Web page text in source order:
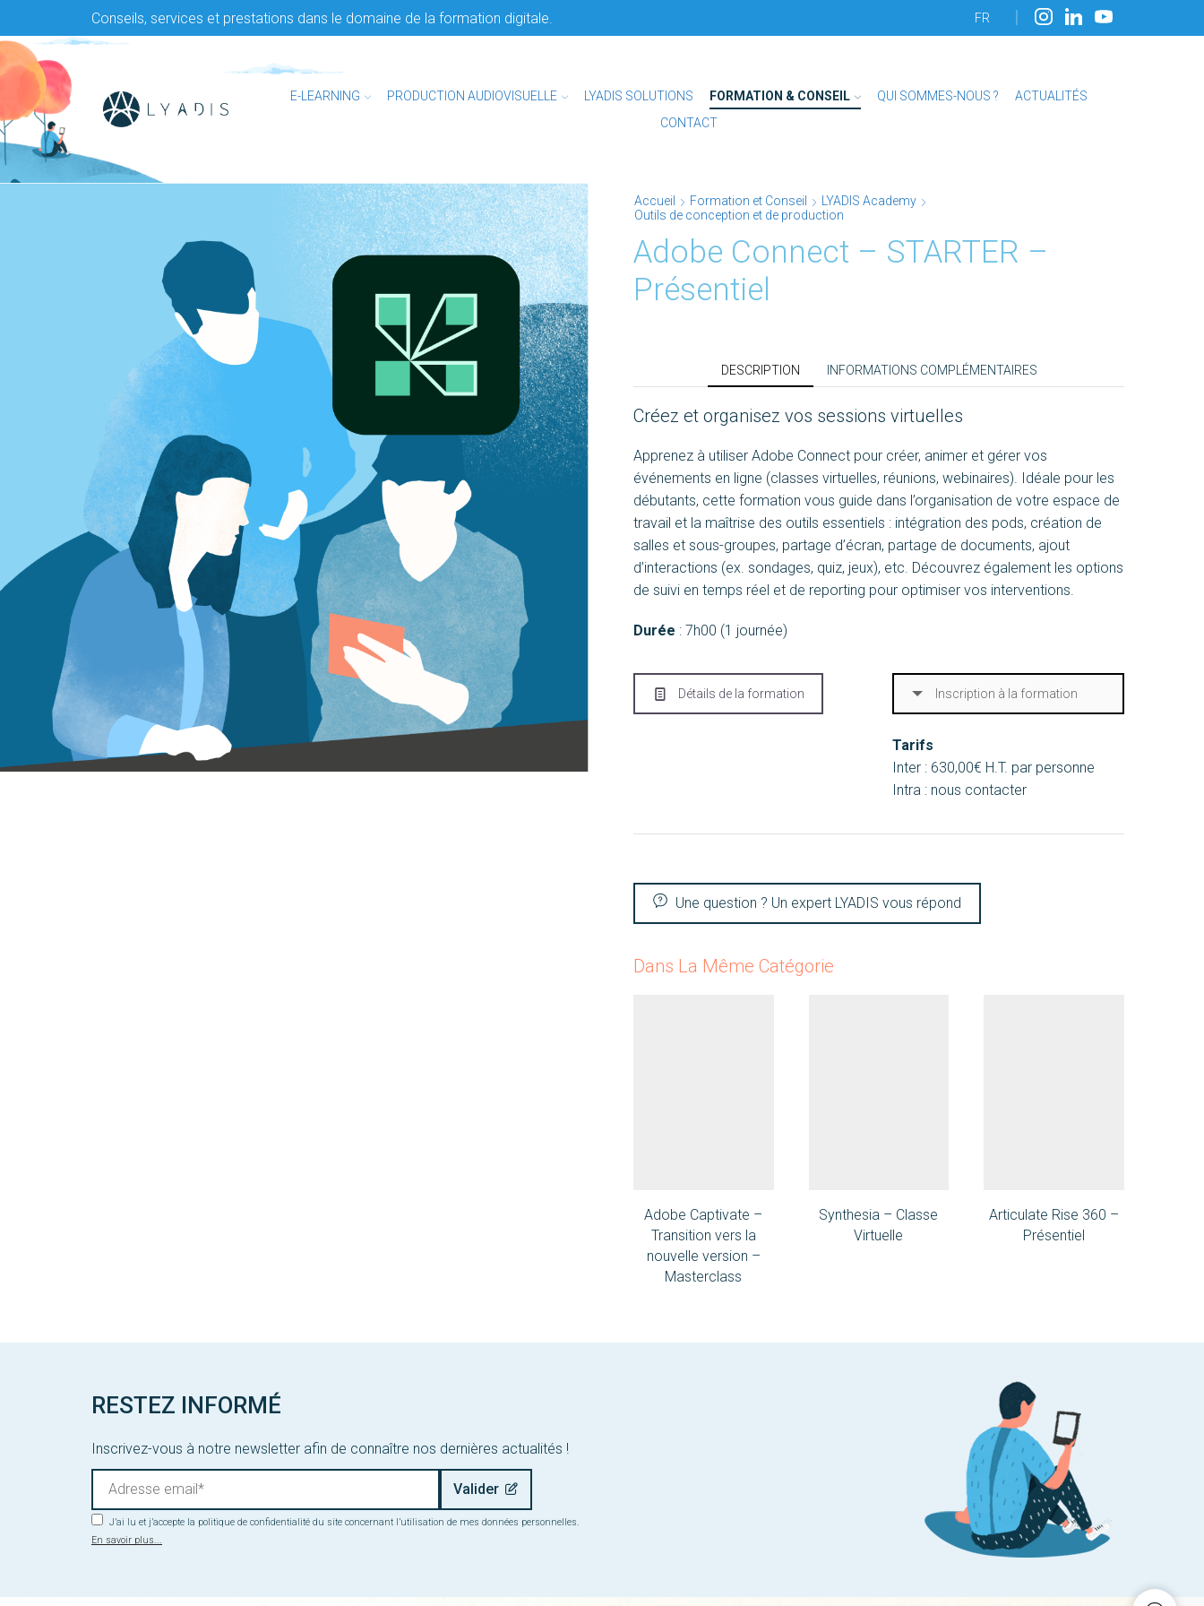
Conseils, services et prestations dans le domaine de la formation digitale. FR
E-LEARNING PRODUCTION AUDIOVISUELLE LYADIS SOLUTIONS FORMATION & CONSEIL QUI SOMMES-NOUS ?
ACTUALITÉS
CONTACT
Accueil Formation et Conseil
LYADIS Academy
Outils de conception et de production
Adobe Connect – STARTER –
Présentiel
DESCRIPTION INFORMATIONS COMPLÉMENTAIRES
Créez et organisez vos sessions virtuelles
Apprenez à utiliser Adobe Connect pour créer, animer et gérer vos
événements en ligne (classes virtuelles, réunions, webinaires). Idéale pour les
débutants, cette formation vous guide dans l’organisation de votre espace de
travail et la maîtrise des outils essentiels : intégration des pods, création de
salles et sous-groupes, partage d’écran, partage de documents, ajout
d’interactions (ex. sondages, quiz, jeux), etc. Découvrez également les options
de suivi en temps réel et de reporting pour optimiser vos interventions.
Durée : 7h00 (1 journée)
Détails de la formation Inscription à la formation
Tarifs
Inter : 630,00€ H.T. par personne
Intra : nous contacter
Une question ? Un expert LYADIS vous répond
Dans La Même Catégorie
Adobe Captivate –
Transition vers la
nouvelle version –
Masterclass
Synthesia – Classe
Virtuelle
Articulate Rise 360​ –
Présentiel
RESTEZ INFORMÉ
Inscrivez-vous à notre newsletter afin de connaître nos dernières actualités !
J’ai lu et j’accepte la politique de confidentialité du site concernant l’utilisation de mes données personnelles.
En savoir plus...